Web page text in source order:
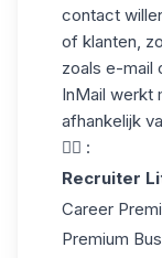
contact
of klanten,
zoals e-mail
InMail werkt
afhankelijk
👇🏻 :
Recruiter
Career
Premium